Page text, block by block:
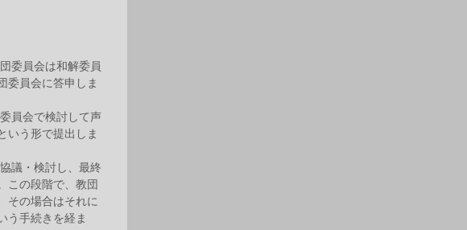
委員会は和解委員
委員会に答申しま
員会で検討して声
いう形で提出しま
議・検討し、最終
この段階で、教団
その場合はそれに
う手続きを経ま